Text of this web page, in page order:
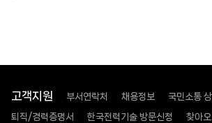
고객지원 부서연락처 채용정보 국민소통
퇴직/경력증명서 한국전력기술 방문신청 찾아